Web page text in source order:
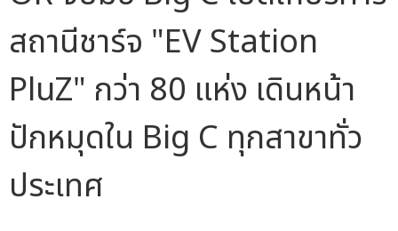
สถานีชาร์จ "EV Station
PluZ" กว่า 80 แห่ง เดินหน้า
ปักหมุดใน Big C ทุกสาขาทั่ว
ประเทศ